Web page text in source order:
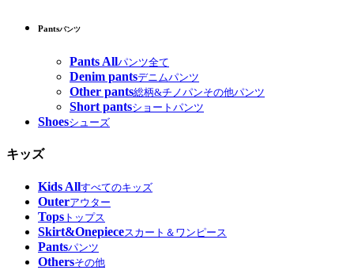
Pantsパンツ
Pants Allパンツ全て
Denim pantsデニムパンツ
Other pants総柄&チノパンその他パンツ
Short pantsショートパンツ
Shoesシューズ
キッズ
Kids Allすべてのキッズ
Outerアウター
Tops トップス
Skirt&Onepieceスカート＆ワンピース
Pantsパンツ
Othersその他